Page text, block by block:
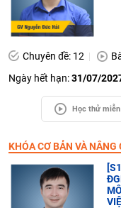
Chuyên đề: 12
Ngày hết hạn:31/07/
Học thử
KHÓA CƠ BẢN VÀ NÂNG